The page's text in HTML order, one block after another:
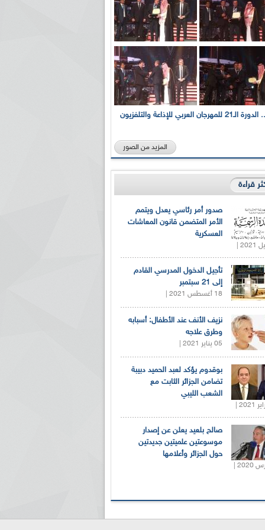
بالصور... الدورة الـ21 للمهرجان العربي للإذاعة والتلفزيون
المزيد من الصور
قراءة
صدور أمر رئاسي يعدل ويتمم
الأمر المتضمن قانون المعاشات
العسكرية
تأجيل الدخول المدرسي القادم
إلى 21 سبتمبر
18 أغسطس 2021 |
نزيف الأنف عند الأطفال: أسبابه
وطرق علاجه
05 يناير 2021 |
بوقدوم يؤكد لعبد الحميد دبيبة
تضامن الجزائر الثابت مع
الشعب الليبي
صالح بلعيد يعلن عن إصدار
موسوعتين علميتين جديدتين
حول الجزائر وأعلامها